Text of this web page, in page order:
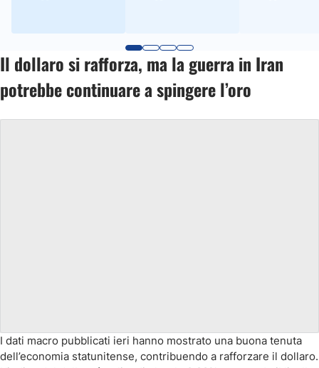
Il dollaro si rafforza, ma la guerra in Iran
potrebbe continuare a spingere l’oro
I dati macro pubblicati ieri hanno mostrato una buona tenuta
dell’economia statunitense, contribuendo a rafforzare il dollaro.